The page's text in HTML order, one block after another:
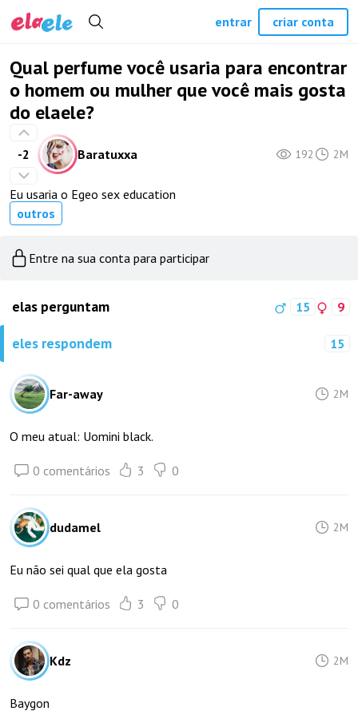
Qual perfume você usaria para encontrar
o homem ou mulher que você mais gosta
do elaele?
-2 Baratuxxa 192 2M
Eu usaria o Egeo sex education
outros
Entre na sua conta para participar
elas perguntam 15 9
eles respondem 15
Far-away 2M
O meu atual: Uomini black.
0 comentários 3 0
dudamel 2M
Eu não sei qual que ela gosta
0 comentários 3 0
Kdz 2M
Baygon
entrar criar conta